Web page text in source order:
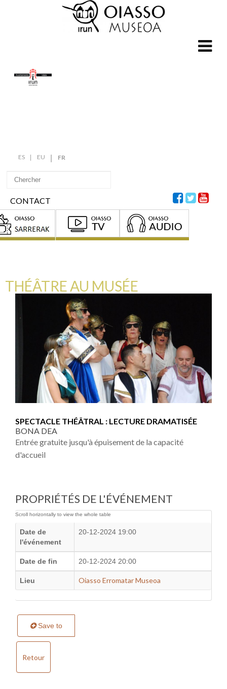
ES EU FR
CONTACT
THÉÂTRE AU MUSÉE
SPECTACLE THÉÂTRAL : LECTURE DRAMATISÉE
BONA DEA
Entrée gratuite jusqu'à épuisement de la capacité
d'accueil
PROPRIÉTÉS DE L'ÉVÉNEMENT
Date de
l'événement
20-12-2024 19:00
Date de fin 20-12-2024 20:00
Lieu Oiasso Erromatar Museoa
Save to
Retour